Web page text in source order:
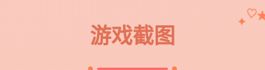
游戏截图
✦♡